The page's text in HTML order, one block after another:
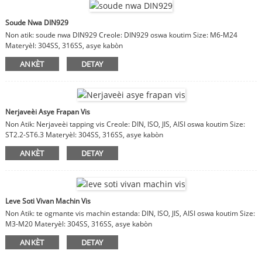
Soude Nwa DIN929
Non atik: soude nwa DIN929 Creole: DIN929 oswa koutim Size: M6-M24
Materyèl: 304SS, 316SS, asye kabòn
ANKÈT DETAY
Nerjaveèi Asye Frapan Vis
Non Atik: Nerjaveèi tapping vis Creole: DIN, ISO, JIS, AISI oswa koutim Size:
ST2.2-ST6.3 Materyèl: 304SS, 316SS, asye kabòn
ANKÈT DETAY
Leve Soti Vivan Machin Vis
Non Atik: te ogmante vis machin estanda: DIN, ISO, JIS, AISI oswa koutim Size:
M3-M20 Materyèl: 304SS, 316SS, asye kabòn
ANKÈT DETAY